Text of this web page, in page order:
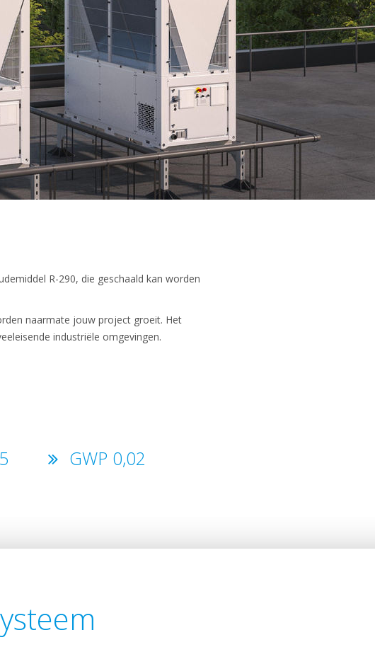
R-290, die geschaald kan worden
naarmate jouw project groeit. Het
industriële omgevingen.
GWP 0,02